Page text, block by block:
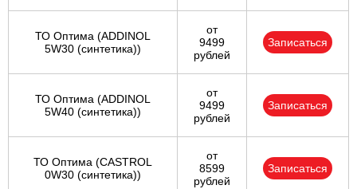
ТО Оптима (ADDINOL
5W30 (синтетика))
от
9499
рублей
Записаться
ТО Оптима (ADDINOL
5W40 (синтетика))
от
9499
рублей
Записаться
ТО Оптима (CASTROL
0W30 (синтетика))
от
8599
рублей
Записаться